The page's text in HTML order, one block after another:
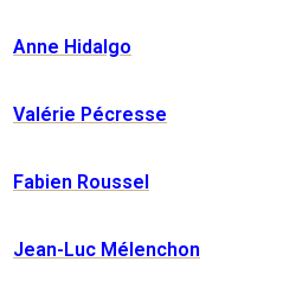
Anne Hidalgo
Valérie Pécresse
Fabien Roussel
Jean-Luc Mélenchon